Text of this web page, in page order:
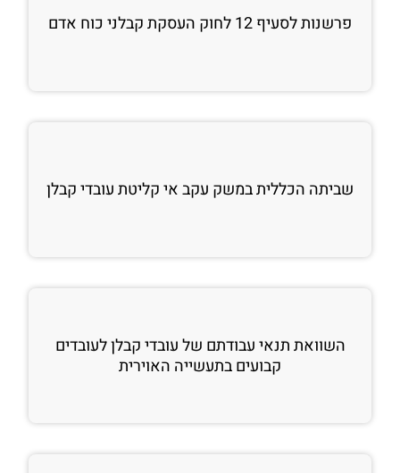
פרשנות לסעיף 12 לחוק העסקת קבלני כוח אדם
שביתה הכללית במשק עקב אי קליטת עובדי קבלן
השוואת תנאי עבודתם של עובדי קבלן לעובדים
קבועים בתעשייה האוירית